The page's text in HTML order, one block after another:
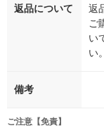
返品について
返
ご
い
い。
備考
ご注意【免責】